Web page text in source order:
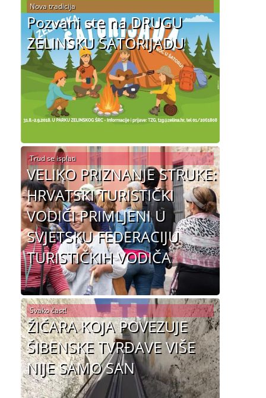
Pozvani ste na DRUGU
ZELINSKU ŠATORIJADU
Nova tradicija
VELIKO PRIZNANJE STRUKE:
HRVATSKI TURISTIČKI
VODIČI PRIMLJENI U
SVJETSKU FEDERACIJU
TURISTIČKIH VODIČA
Trud se isplati
ŽIČARA KOJA POVEZUJE
ŠIBENSKE TVRĐAVE VIŠE
NIJE SAMO SAN
Svako čast!